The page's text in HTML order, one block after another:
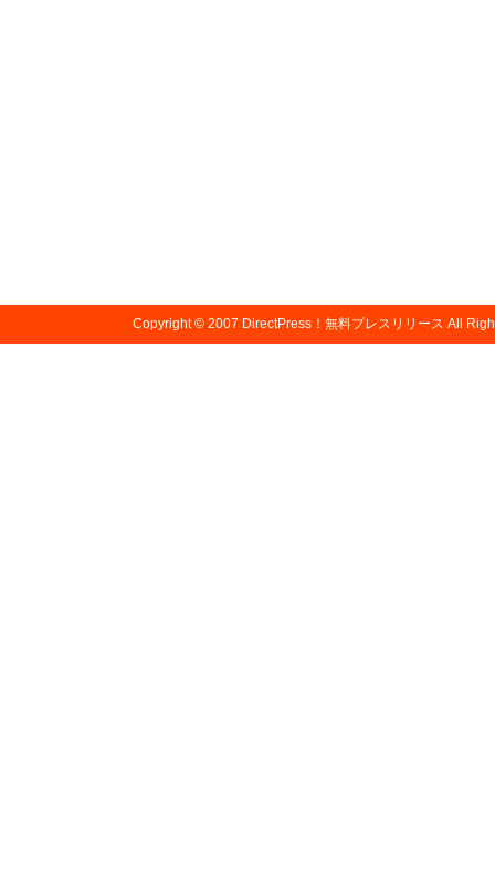
Copyright © 2007 DirectPress！無料プレスリリース All